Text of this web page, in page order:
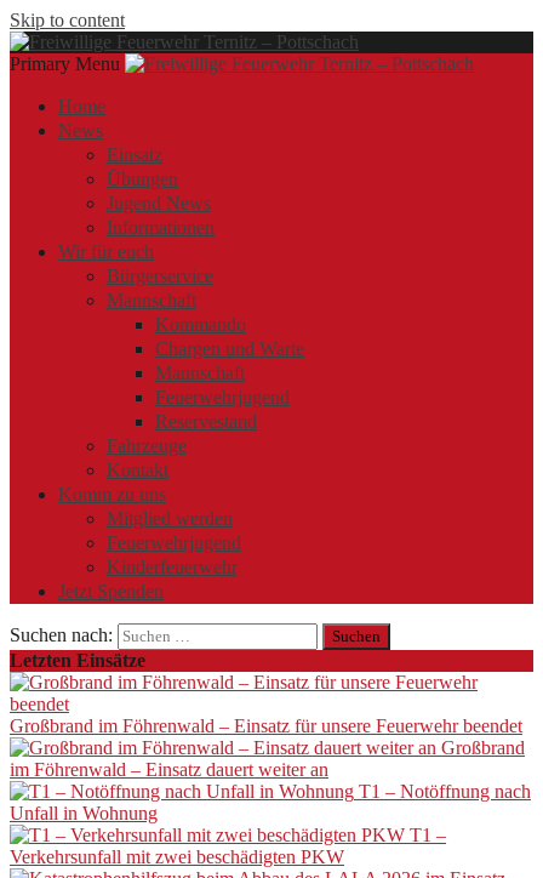
Skip to content
Freiwillige Feuerwehr Ternitz –
Pottschach
Primary Menu
Freiwillige Feuerwehr Ternitz – Pottschach
Home
News
Einsatz
Übungen
Jugend News
Informationen
Wir für euch
Bürgerservice
Mannschaft
Kommando
Chargen und Warte
Mannschaft
Feuerwehrjugend
Reservestand
Fahrzeuge
Kontakt
Komm zu uns
Mitglied werden
Feuerwehrjugend
Kinderfeuerwehr
Jetzt Spenden
Suchen nach:
Letzten Einsätze
Großbrand im Föhrenwald – Einsatz für unsere Feuerwehr beendet
Großbrand
im Föhrenwald – Einsatz dauert weiter an
T1 – Notöffnung nach
Unfall in Wohnung
T1 –
Verkehrsunfall mit zwei beschädigten PKW